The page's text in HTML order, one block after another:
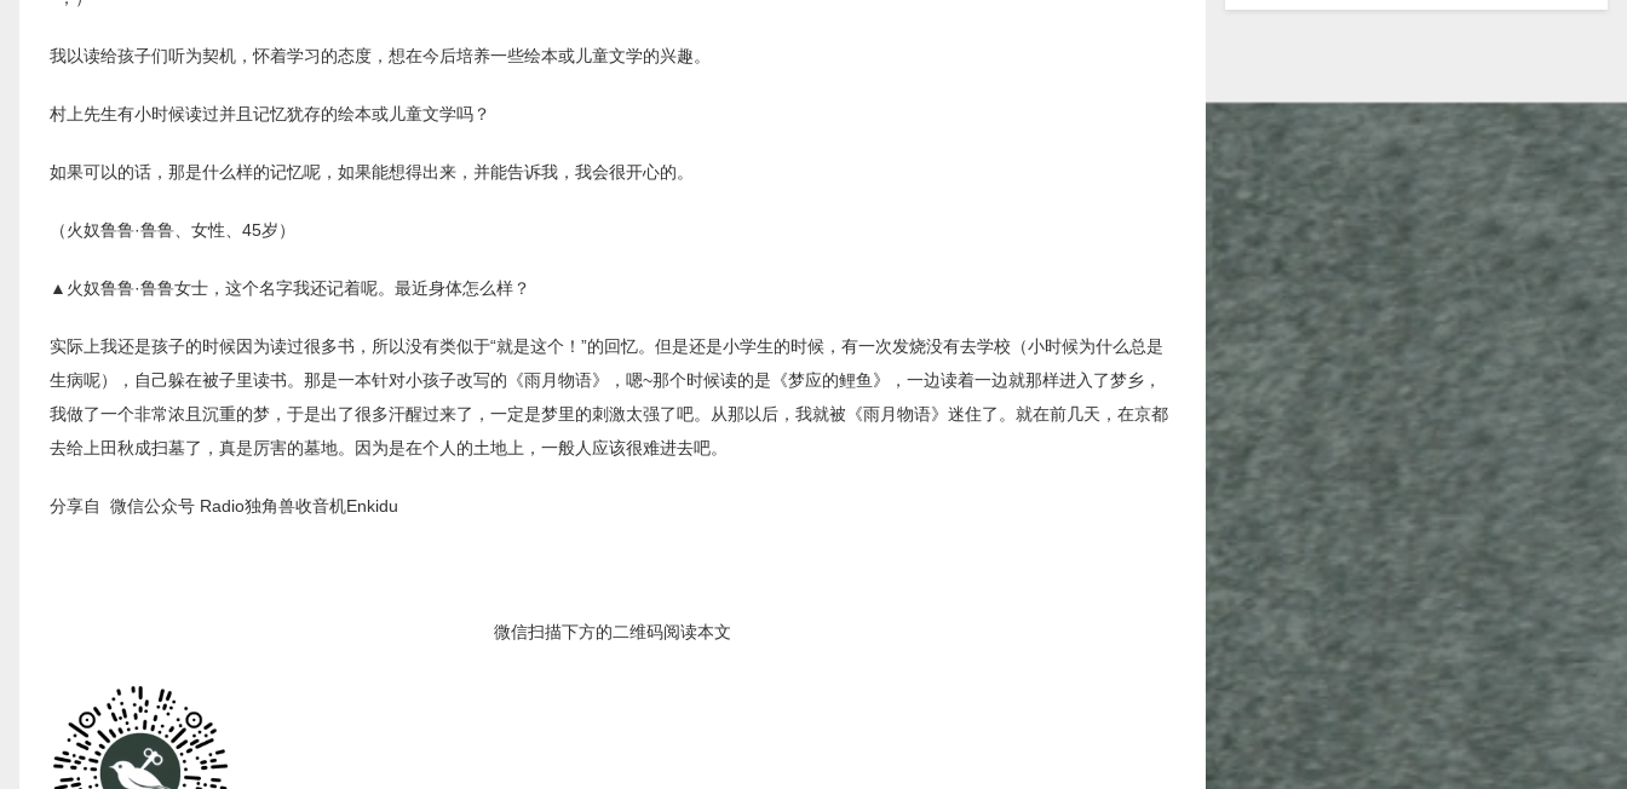
我以读给孩子们听为契机，怀着学习的态度，想在今后培养一些绘本或儿童文学的兴趣。
村上先生有小时候读过并且记忆犹存的绘本或儿童文学吗？
如果可以的话，那是什么样的记忆呢，如果能想得出来，并能告诉我，我会很开心的。
（火奴鲁鲁·鲁鲁、女性、45岁）
▲火奴鲁鲁·鲁鲁女士，这个名字我还记着呢。最近身体怎么样？
实际上我还是孩子的时候因为读过很多书，所以没有类似于“就是这个！”的回忆。但是还是小学生的时候，有一次发烧没有去学校（小时候为什么总是
生病呢），自己躲在被子里读书。那是一本针对小孩子改写的《雨月物语》，嗯~那个时候读的是《梦应的鲤鱼》，一边读着一边就那样进入了梦乡，
我做了一个非常浓且沉重的梦，于是出了很多汗醒过来了，一定是梦里的刺激太强了吧。从那以后，我就被《雨月物语》迷住了。就在前几天，在京都
去给上田秋成扫墓了，真是厉害的墓地。因为是在个人的土地上，一般人应该很难进去吧。
分享自 微信公众号 Radio独角兽收音机Enkidu
微信扫描下方的二维码阅读本文